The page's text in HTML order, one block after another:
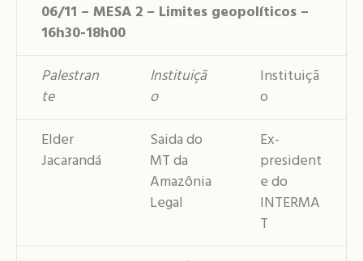
06/11 – MESA 2 – Limites geopolíticos –
16h30-18h00
Palestran
te
Instituiçã
o
Instituiçã
o
Elder
Jacarandá
Saida do
MT da
Amazônia
Legal
Ex-
president
e do
INTERMA
T